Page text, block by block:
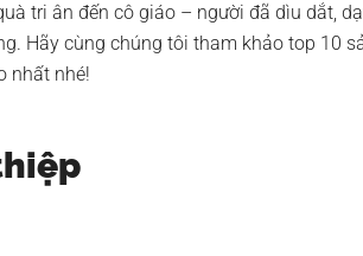
tri ân đến cô giáo – người đã dìu dắt,
Hãy cùng chúng tôi tham khảo top 10
nhất nhé!